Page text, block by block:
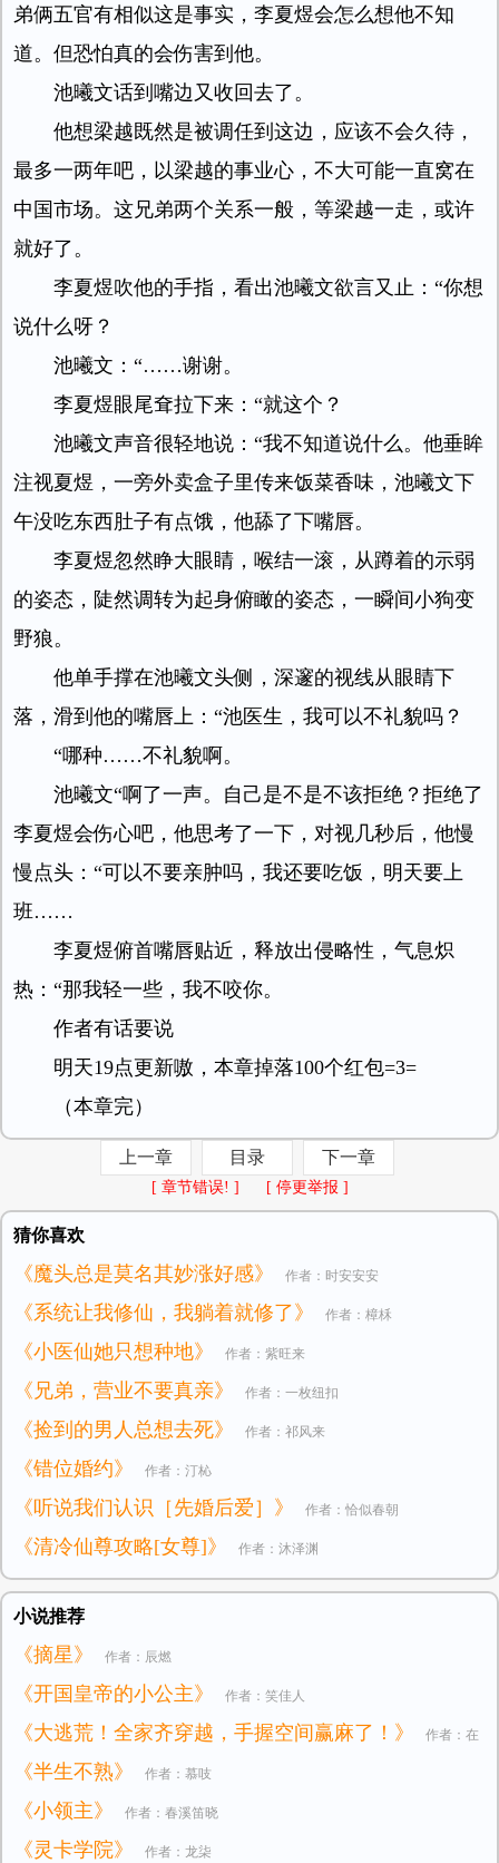
弟俩五官有相似这是事实，李夏煜会怎么想他不知
道。但恐怕真的会伤害到他。
池曦文话到嘴边又收回去了。
他想梁越既然是被调任到这边，应该不会久待，
最多一两年吧，以梁越的事业心，不大可能一直窝在
中国市场。这兄弟两个关系一般，等梁越一走，或许
就好了。
李夏煜吹他的手指，看出池曦文欲言又止：“你想
说什么呀？
池曦文：“……谢谢。
李夏煜眼尾耷拉下来：“就这个？
池曦文声音很轻地说：“我不知道说什么。他垂眸
注视夏煜，一旁外卖盒子里传来饭菜香味，池曦文下
午没吃东西肚子有点饿，他舔了下嘴唇。
李夏煜忽然睁大眼睛，喉结一滚，从蹲着的示弱
的姿态，陡然调转为起身俯瞰的姿态，一瞬间小狗变
野狼。
他单手撑在池曦文头侧，深邃的视线从眼睛下
落，滑到他的嘴唇上：“池医生，我可以不礼貌吗？
“哪种……不礼貌啊。
池曦文“啊了一声。自己是不是不该拒绝？拒绝了
李夏煜会伤心吧，他思考了一下，对视几秒后，他慢
慢点头：“可以不要亲肿吗，我还要吃饭，明天要上
班……
李夏煜俯首嘴唇贴近，释放出侵略性，气息炽
热：“那我轻一些，我不咬你。
作者有话要说
明天19点更新嗷，本章掉落100个红包=3=
（本章完）
上一章 目录 下一章
[ 章节错误! ] [ 停更举报 ]
猜你喜欢
《魔头总是莫名其妙涨好感》 作者：时安安安
《系统让我修仙，我躺着就修了》 作者：樟柇
《小医仙她只想种地》 作者：紫旺来
《兄弟，营业不要真亲》 作者：一枚纽扣
《捡到的男人总想去死》 作者：祁风来
《错位婚约》 作者：汀杺
《听说我们认识［先婚后爱］》 作者：恰似春朝
《清冷仙尊攻略[女尊]》 作者：沐泽渊
小说推荐
《摘星》 作者：辰燃
《开国皇帝的小公主》 作者：笑佳人
《大逃荒！全家齐穿越，手握空间赢麻了！》 作者：在
逃小公主
《半生不熟》 作者：慕吱
《小领主》 作者：春溪笛晓
《灵卡学院》 作者：龙柒